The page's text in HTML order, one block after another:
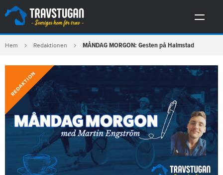
Hem Redaktionen MÅNDAG MORGON: Gesten på Halmstad
REDAKTION